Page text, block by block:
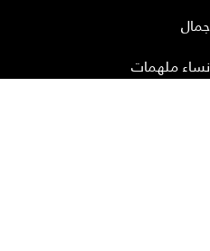
جمال
نساء ملهمات